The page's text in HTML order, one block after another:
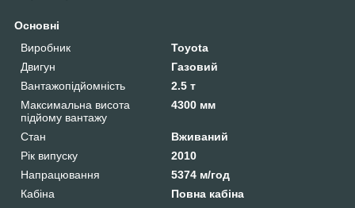
Основні
Виробник
Toyota
Двигун
Газовий
Вантажопідйомність
2.5 т
Максимальна висота
підйому вантажу
4300 мм
Стан
Вживаний
Рік випуску
2010
Напрацювання
5374 м/год
Кабіна
Повна кабіна